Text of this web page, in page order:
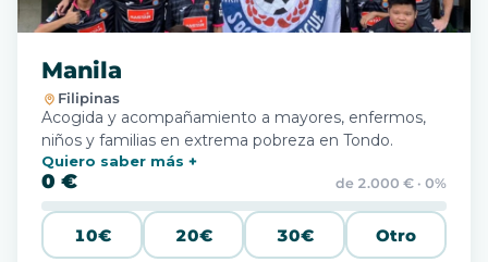
Manila
Filipinas
Acogida y acompañamiento a mayores, enfermos,
niños y familias en extrema pobreza en Tondo.
Quiero saber más
0 € de 2.000 € · 0%
10€ 20€ 30€ Otro